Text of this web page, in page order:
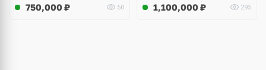
750,000 ₽ 50 1,100,000 ₽ 295